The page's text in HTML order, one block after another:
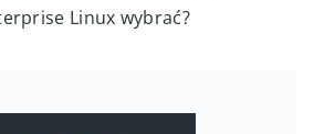
Linux wybrać?